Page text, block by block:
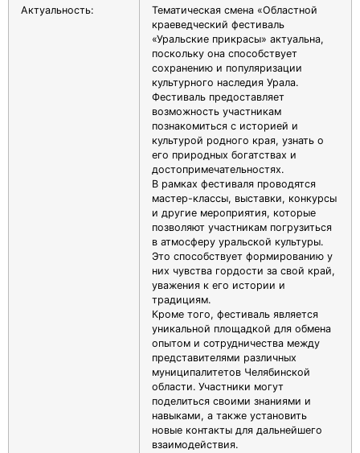
Актуальность:
Тематическая смена «Областной
краеведческий фестиваль
«Уральские прикрасы» актуальна,
поскольку она способствует
сохранению и популяризации
культурного наследия Урала.
Фестиваль предоставляет
возможность участникам
познакомиться с историей и
культурой родного края, узнать о
его природных богатствах и
достопримечательностях.
В рамках фестиваля проводятся
мастер-классы, выставки, конкурсы
и другие мероприятия, которые
позволяют участникам погрузиться
в атмосферу уральской культуры.
Это способствует формированию у
них чувства гордости за свой край,
уважения к его истории и
традициям.
Кроме того, фестиваль является
уникальной площадкой для обмена
опытом и сотрудничества между
представителями различных
муниципалитетов Челябинской
области. Участники могут
поделиться своими знаниями и
навыками, а также установить
новые контакты для дальнейшего
взаимодействия.